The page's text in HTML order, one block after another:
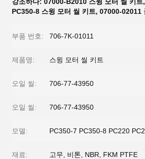
PC350-8 스윙 모터 씰 키트, 07000-02011
부품 번호: 706-7K-01011
제품명: 스윙 모터 씰 키트
오일 씰: 706-77-43950
오일 씰: 706-77-43950
모델: PC350-7 PC350-8 PC220
재료: 고무, 비톤, NBR, FKM PTFE